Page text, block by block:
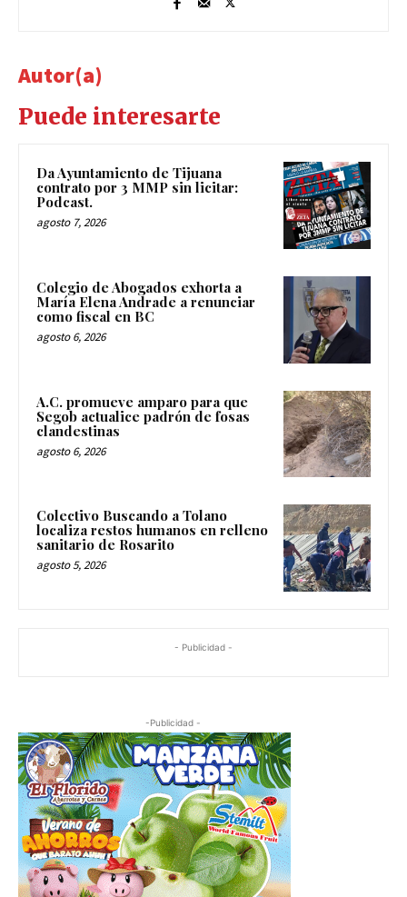
Autor(a)
Puede interesarte
Da Ayuntamiento de Tijuana
contrato por 3 MMP sin licitar:
Podcast.
agosto 7, 2026
Colegio de Abogados exhorta a
María Elena Andrade a renunciar
como fiscal en BC
agosto 6, 2026
A.C. promueve amparo para que
Segob actualice padrón de fosas
clandestinas
agosto 6, 2026
Colectivo Buscando a Tolano
localiza restos humanos en relleno
sanitario de Rosarito
agosto 5, 2026
- Publicidad -
-Publicidad -